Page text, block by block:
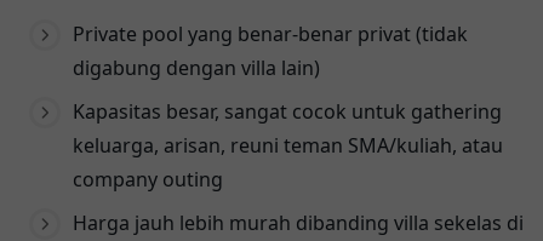
Private pool yang benar-benar privat (tidak
digabung dengan villa lain)
Kapasitas besar, sangat cocok untuk gathering
keluarga, arisan, reuni teman SMA/kuliah, atau
company outing
Harga jauh lebih murah dibanding villa sekelas di